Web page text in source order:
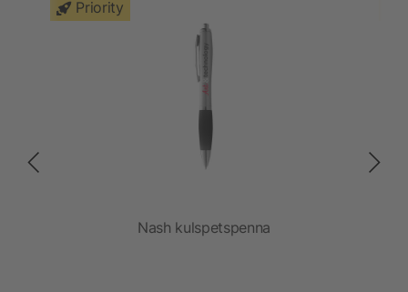
Priority
Nash kulspetspenna